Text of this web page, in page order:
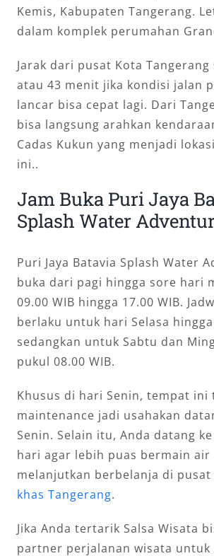
Kemis, Kabupaten Tangerang.
dalam komplek perumahan
Jarak dari pusat Kota
atau 43 menit jika kondisi jalan
lancar bisa cepat lagi. Dari
bisa langsung arahkan
Cadas Kukun yang menjadi
ini..
Jam Buka Puri Jaya
Splash Water
Puri Jaya Batavia Splash Water
buka dari pagi hingga sore hari
09.00 WIB hingga 17.00 WIB.
berlaku untuk hari Selasa
sedangkan untuk Sabtu dan
pukul 08.00 WIB.
Khusus di hari Senin, tempat
maintenance jadi usahakan
Senin. Selain itu, Anda datang
hari agar lebih puas bermain air
melanjutkan berbelanja di pusat
khas Tangerang.
Jika Anda tertarik Salsa Wisata
partner perjalanan wisata untuk